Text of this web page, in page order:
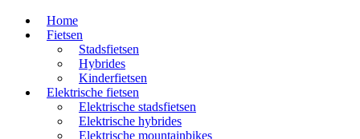
Home
Fietsen
Stadsfietsen
Hybrides
Kinderfietsen
Elektrische fietsen
Elektrische stadsfietsen
Elektrische hybrides
Elektrische mountainbikes